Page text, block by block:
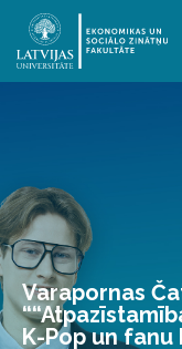
Varapornas
K-Pop un